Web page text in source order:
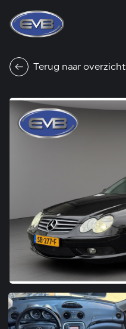
Terug naar overzicht